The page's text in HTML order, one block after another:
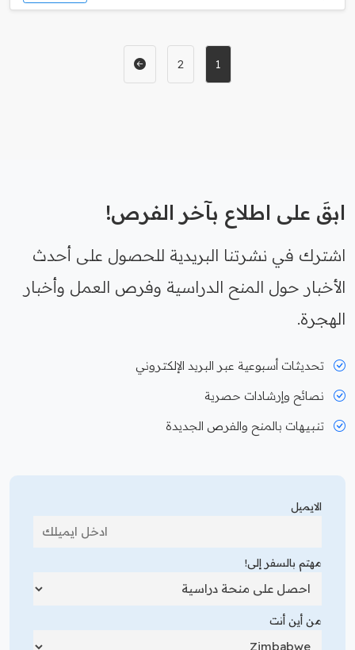
1
2
ابقَ على اطلاع بآخر الفرص!
اشترك في نشرتنا البريدية للحصول على أحدث
الأخبار حول المنح الدراسية وفرص العمل وأخبار
الهجرة.
تحديثات أسبوعية عبر البريد الإلكتروني
نصائح وإرشادات حصرية
تنبيهات بالمنح والفرص الجديدة
الايميل
مهتم بالسفر إلى!
من أين أنت